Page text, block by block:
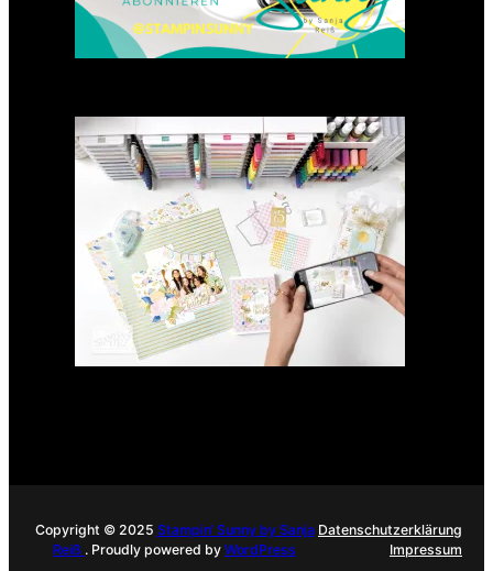
GANZ NEU: Scrapbooking
Club 2025
21. Januar 2025
Copyright © 2025 Stampin‘ Sunny by Sanja
Reiß . Proudly powered by WordPress
Datenschutzerklärung
Impressum